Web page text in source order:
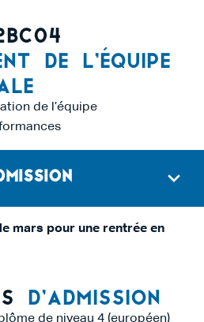
de l’équipe
de l’équipe
mars pour une rentrée en
d’admission
de niveau 4 (européen)